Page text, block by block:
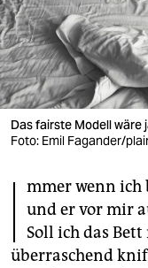
veranstaltungen
shop
fragen & hilfe
unterstützen
genossenschaft
epaper login
Das fairste Modell wäre
Foto: Emil Fagander/
I mmer wenn ich
und er vor mir
Soll ich das
überraschend